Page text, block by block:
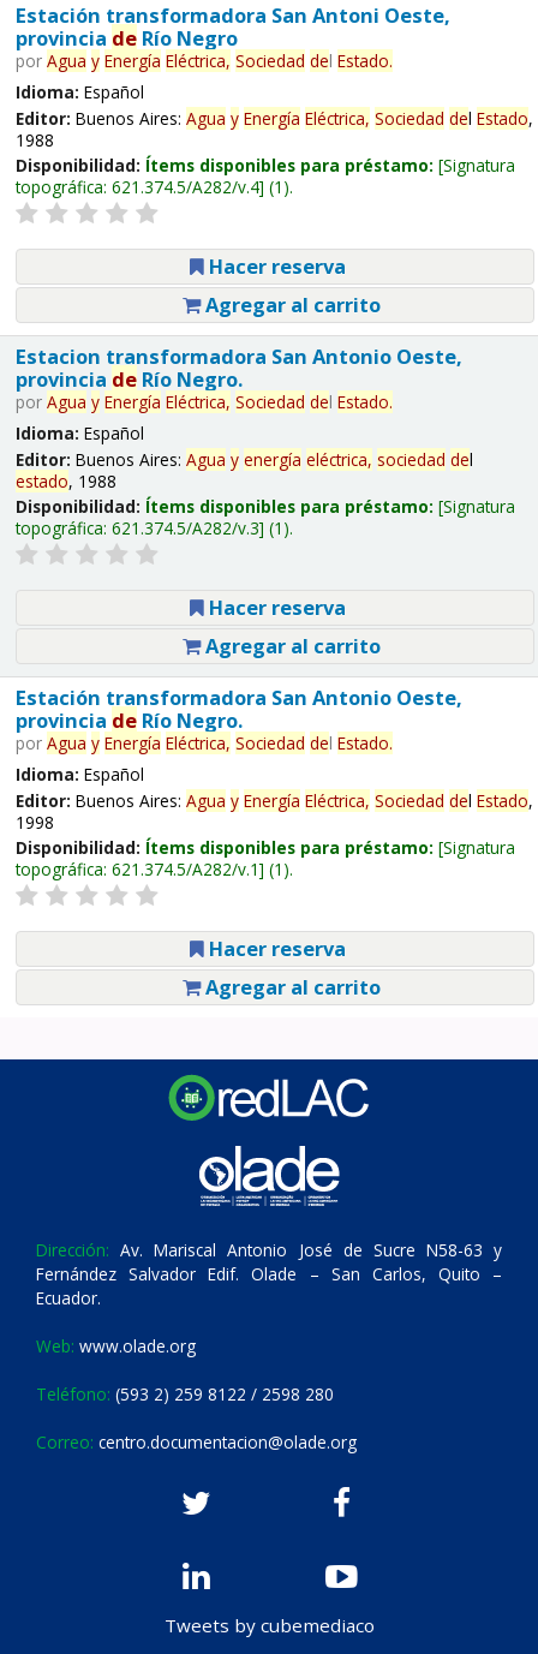
Estación transformadora San Antoni Oeste,
provincia deRío Negro
por Agua y Energía Eléctrica, Sociedad del Estado.
Idioma: Español
Editor: Buenos Aires: Agua y Energía Eléctrica, Sociedad del Estado,
1988
Disponibilidad: Ítems disponibles para préstamo: Signatura
topográfica: 621.374.5/A282/v.4 (1).
Hacer reserva
Agregar al carrito
Estacion transformadora San Antonio Oeste,
provincia deRío Negro.
por Agua y Energía Eléctrica, Sociedad del Estado.
Idioma: Español
Editor: Buenos Aires: Agua y energía eléctrica, sociedad del
estado, 1988
Disponibilidad: Ítems disponibles para préstamo: Signatura
topográfica: 621.374.5/A282/v.3 (1).
Hacer reserva
Agregar al carrito
Estación transformadora San Antonio Oeste,
provincia deRío Negro.
por Agua y Energía Eléctrica, Sociedad del Estado.
Idioma: Español
Editor: Buenos Aires: Agua y Energía Eléctrica, Sociedad del Estado,
1998
Disponibilidad: Ítems disponibles para préstamo: Signatura
topográfica: 621.374.5/A282/v.1 (1).
Hacer reserva
Agregar al carrito
Dirección: Av. Mariscal Antonio José de Sucre N58-63 y
Fernández Salvador Edif. Olade – San Carlos, Quito –
Ecuador.
Web: www.olade.org
Teléfono: (593 2) 259 8122 / 2598 280
Correo: centro.documentacion@olade.org
Tweets by cubemediaco